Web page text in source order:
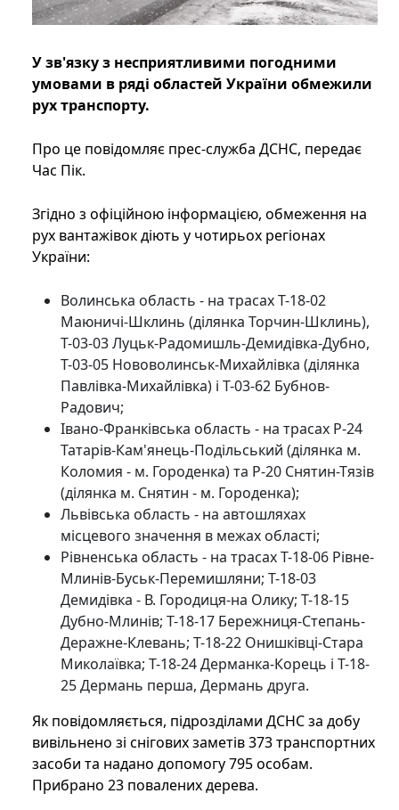
У зв'язку з несприятливими погодними
умовами в ряді областей України обмежили
рух транспорту.
Про це повідомляє прес-служба ДСНС, передає
Час Пік.
Згідно з офіційною інформацією, обмеження на
рух вантажівок діють у чотирьох регіонах
України:
Волинська область - на трасах Т-18-02
Маюничі-Шклинь (ділянка Торчин-Шклинь),
Т-03-03 Луцьк-Радомишль-Демидівка-Дубно,
Т-03-05 Нововолинськ-Михайлівка (ділянка
Павлівка-Михайлівка) і Т-03-62 Бубнов-
Радович;
Івано-Франківська область - на трасах Р-24
Татарів-Кам'янець-Подільський (ділянка м.
Коломия - м. Городенка) та Р-20 Снятин-Тязів
(ділянка м. Снятин - м. Городенка);
Львівська область - на автошляхах
місцевого значення в межах області;
Рівненська область - на трасах Т-18-06 Рівне-
Млинів-Буськ-Перемишляни; Т-18-03
Демидівка - В. Городиця-на Олику; Т-18-15
Дубно-Млинів; Т-18-17 Бережниця-Степань-
Деражне-Клевань; Т-18-22 Онишківці-Стара
Миколаївка; Т-18-24 Дерманка-Корець і Т-18-
25 Дермань перша, Дермань друга.
Як повідомляється, підрозділами ДСНС за добу
вивільнено зі снігових заметів 373 транспортних
засоби та надано допомогу 795 особам.
Прибрано 23 повалених дерева.